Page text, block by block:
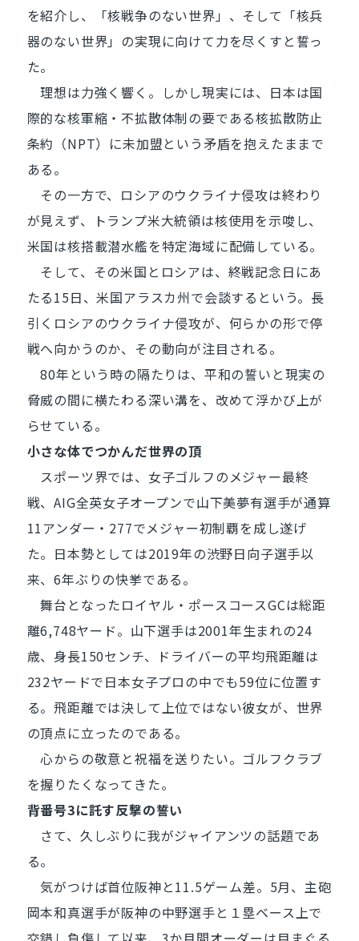
を紹介し、「核戦争のない世界」、そして「核兵
器のない世界」の実現に向けて力を尽くすと誓っ
た。
理想は力強く響く。しかし現実には、日本は国
際的な核軍縮・不拡散体制の要である核拡散防止
条約（NPT）に未加盟という矛盾を抱えたままで
ある。
その一方で、ロシアのウクライナ侵攻は終わり
が見えず、トランプ米大統領は核使用を示唆し、
米国は核搭載潜水艦を特定海域に配備している。
そして、その米国とロシアは、終戦記念日にあ
たる15日、米国アラスカ州で会談するという。長
引くロシアのウクライナ侵攻が、何らかの形で停
戦へ向かうのか、その動向が注目される。
80年という時の隔たりは、平和の誓いと現実の
脅威の間に横たわる深い溝を、改めて浮かび上が
らせている。
小さな体でつかんだ世界の頂
スポーツ界では、女子ゴルフのメジャー最終
戦、AIG全英女子オープンで山下美夢有選手が通算
11アンダー・277でメジャー初制覇を成し遂げ
た。日本勢としては2019年の渋野日向子選手以
来、6年ぶりの快挙である。
舞台となったロイヤル・ポースコースGCは総距
離6,748ヤード。山下選手は2001年生まれの24
歳、身長150センチ、ドライバーの平均飛距離は
232ヤードで日本女子プロの中でも59位に位置す
る。飛距離では決して上位ではない彼女が、世界
の頂点に立ったのである。
心からの敬意と祝福を送りたい。ゴルフクラブ
を握りたくなってきた。
背番号3に託す反撃の誓い
さて、久しぶりに我がジャイアンツの話題であ
る。
気がつけば首位阪神と11.5ゲーム差。5月、主砲
岡本和真選手が阪神の中野選手と１塁ベース上で